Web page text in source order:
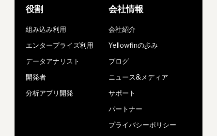
役割
組み込み利用
エンタープライズ利用
データアナリスト
開発者
分析アプリ開発
会社情報
会社紹介
Yellowfinの歩み
ブログ
ニュース&メディア
サポート
パートナー
プライバシーポリシー